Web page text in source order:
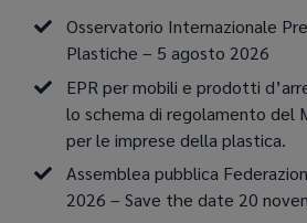
Osservatorio Internazionale
Plastiche – 5 agosto 2026
EPR per mobili e prodotti
lo schema di regolamento del
per le imprese della plastica.
Assemblea pubblica
2026 – Save the date 20